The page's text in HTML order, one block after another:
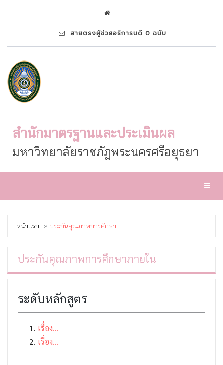
สายตรงผู้ช่วยอธิการบดี 0 ฉบับ
สำนักมาตรฐานและประเมินผล
มหาวิทยาลัยราชภัฏพระนครศรีอยุธยา
หน้าแรก ประกันคุณภาพการศึกษา
ประกันคุณภาพการศึกษาภายใน
ระดับหลักสูตร
เรื่อง...
เรื่อง...